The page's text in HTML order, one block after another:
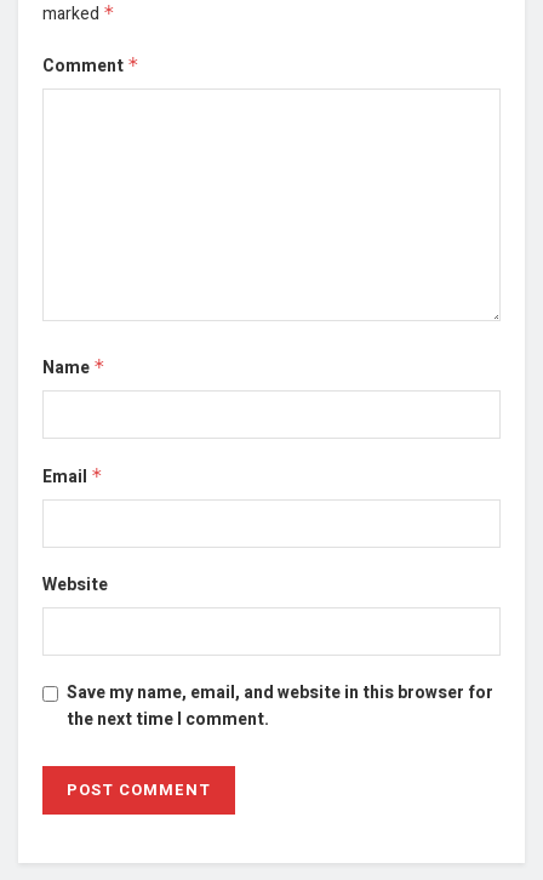
marked *
Comment *
Name *
Email *
Website
Save my name, email, and website in this browser for
the next time I comment.